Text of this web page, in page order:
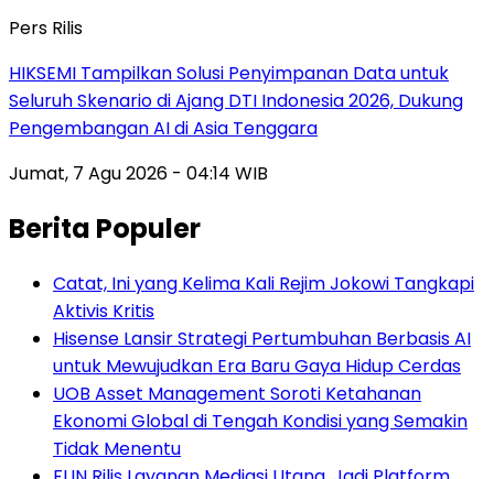
Pers Rilis
HIKSEMI Tampilkan Solusi Penyimpanan Data untuk
Seluruh Skenario di Ajang DTI Indonesia 2026, Dukung
Pengembangan AI di Asia Tenggara
Jumat, 7 Agu 2026 - 04:14 WIB
Berita Populer
Catat, Ini yang Kelima Kali Rejim Jokowi Tangkapi
Aktivis Kritis
Hisense Lansir Strategi Pertumbuhan Berbasis AI
untuk Mewujudkan Era Baru Gaya Hidup Cerdas
UOB Asset Management Soroti Ketahanan
Ekonomi Global di Tengah Kondisi yang Semakin
Tidak Menentu